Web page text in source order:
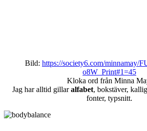
Bild: https://society6.com/minnamay/
o8W_Print#1=45
Kloka ord från Minna
Jag har alltid gillaralfabet, bokstäver,
fonter, typsnitt.